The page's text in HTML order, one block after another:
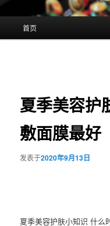
首页
夏季美容护
敷面膜最好
发表于2020年9月13日
夏季美容护肤小知识 什么